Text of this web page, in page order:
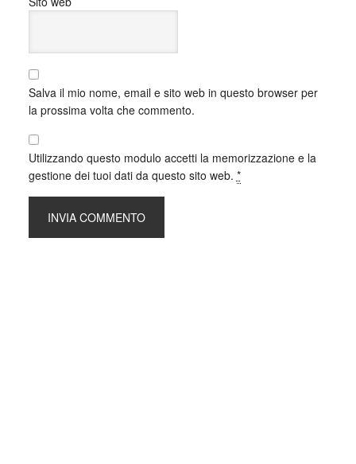
Salva il mio nome, email e sito web in questo browser per
la prossima volta che commento.
Utilizzando questo modulo accetti la memorizzazione e la
gestione dei tuoi dati da questo sito web. *